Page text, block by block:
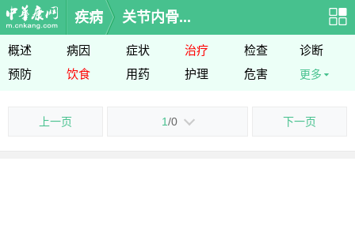
疾病 关节内骨...
概述 病因 症状 治疗 检查
诊断
预防
饮食 用药 护理 危害 更多
上一页 1/0 下一页